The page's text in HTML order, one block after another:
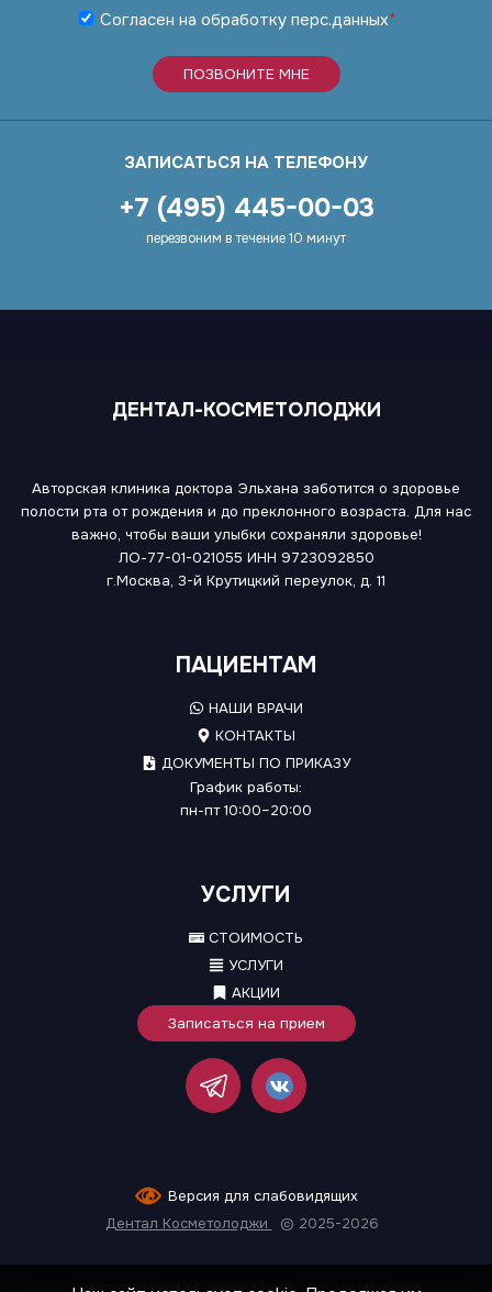
Согласен на обработку перс.данных*
ПОЗВОНИТЕ МНЕ
ЗАПИСАТЬСЯ НА ТЕЛЕФОНУ
+7 (495) 445-00-03
перезвоним в течение 10 минут
ДЕНТАЛ-КОСМЕТОЛОДЖИ
Авторская клиника доктора Эльхана заботится о здоровье
полости рта от рождения и до преклонного возраста. Для нас
важно, чтобы ваши улыбки сохраняли здоровье!
ЛО-77-01-021055 ИНН 9723092850
г.Москва, 3-й Крутицкий переулок, д. 11
ПАЦИЕНТАМ
НАШИ ВРАЧИ
КОНТАКТЫ
ДОКУМЕНТЫ ПО ПРИКАЗУ
График работы:
пн-пт 10:00–20:00
УСЛУГИ
СТОИМОСТЬ
УСЛУГИ
АКЦИИ
Записаться на прием
Версия для слабовидящих
Дентал Косметолоджи
© 2025-2026